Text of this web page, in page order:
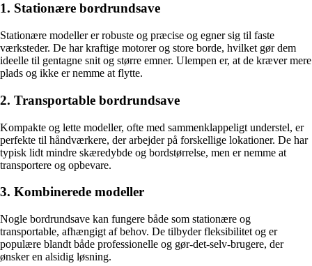
1. Stationære bordrundsave
Stationære modeller er robuste og præcise og egner sig til faste
værksteder. De har kraftige motorer og store borde, hvilket gør dem
ideelle til gentagne snit og større emner. Ulempen er, at de kræver mere
plads og ikke er nemme at flytte.
2. Transportable bordrundsave
Kompakte og lette modeller, ofte med sammenklappeligt understel, er
perfekte til håndværkere, der arbejder på forskellige lokationer. De har
typisk lidt mindre skæredybde og bordstørrelse, men er nemme at
transportere og opbevare.
3. Kombinerede modeller
Nogle bordrundsave kan fungere både som stationære og
transportable, afhængigt af behov. De tilbyder fleksibilitet og er
populære blandt både professionelle og gør-det-selv-brugere, der
ønsker en alsidig løsning.